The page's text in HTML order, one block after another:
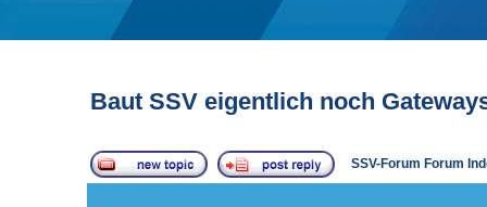
Baut SSV eigentlich noch
SSV-Forum Forum